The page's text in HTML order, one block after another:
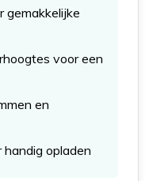
gemakkelijke
voor een
en
opladen